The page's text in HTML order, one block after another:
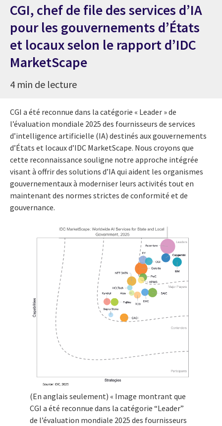
CGI, chef de file des services d’IA
pour les gouvernements d’États
et locaux selon le rapport d’IDC
MarketScape
4 min de lecture
CGI a été reconnue dans la catégorie « Leader » de
l’évaluation mondiale 2025 des fournisseurs de services
d’intelligence artificielle (IA) destinés aux gouvernements
d’États et locaux d’IDC MarketScape. Nous croyons que
cette reconnaissance souligne notre approche intégrée
visant à offrir des solutions d’IA qui aident les organismes
gouvernementaux à moderniser leurs activités tout en
maintenant des normes strictes de conformité et de
gouvernance.
(En anglais seulement) « Image montrant que
CGI a été reconnue dans la catégorie “Leader”
de l’évaluation mondiale 2025 des fournisseurs